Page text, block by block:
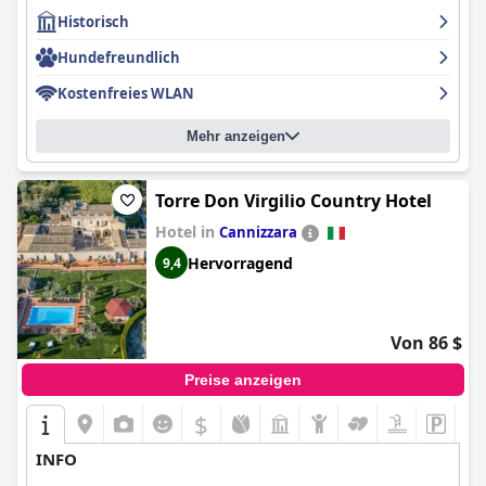
Historisch
Hundefreundlich
Kostenfreies WLAN
Mehr anzeigen
Torre Don Virgilio Country Hotel
Hotel in Cannizzara
9,4 Hervorragend
Von 86 $
Preise anzeigen
$
INFO